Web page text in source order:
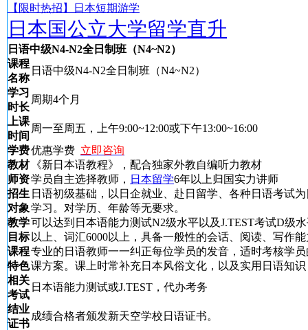
【限时热招】日本短期游学
日本国公立大学留学直升
日语中级N4-N2全日制班（N4~N2）
课程
名称
日语中级N4-N2全日制班（N4~N2）
学习
时长
周期4个月
上课
时间
周一至周五，上午9:00~12:00或下午13:00~16:00
学费优惠学费 立即咨询
教材
《新日本语教程》，配合独家外教自编听力教材
师资学员自主选择教师， 日本留学6年以上归国实力讲师
招生
对象
日语初级基础，以日企就业、赴日留学、各种日语考试
学习。对学历、年龄等无要求。
教学
目标
可以达到日本语能力测试N2级水平以及J.TEST考试D级
以上、词汇6000以上，具备一般性的会话、阅读、写作
课程
特色
专业的日语教师一一纠正每位学员的发音，适时考核学
课方案。课上时常补充日本风俗文化，以及实用日语知
相关
考试
日本语能力测试或J.TEST，代办考务
结业
证书
成绩合格者颁发新天空学校日语证书。